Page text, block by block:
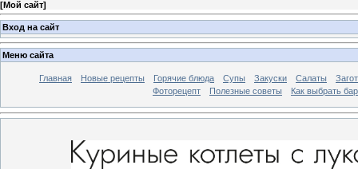
[Мой сайт]
Вход на сайт
Меню сайта
Главная Новые рецепты Горячие блюда Супы Закуски Салаты
Фоторецепт
Полезные советы Как выбрать